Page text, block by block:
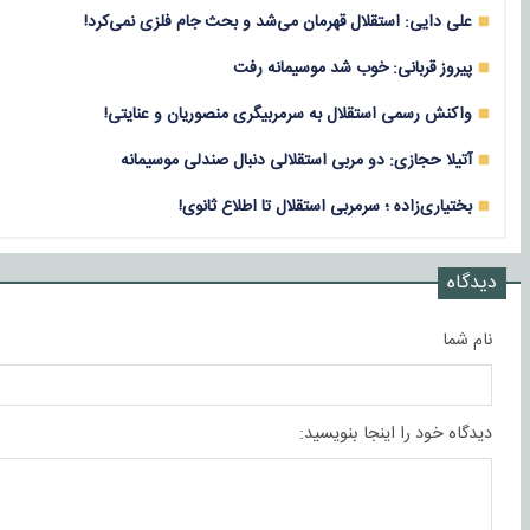
علی دایی: استقلال قهرمان می‌شد و بحث جام فلزی نمی‌کرد!
پیروز قربانی: خوب شد موسیمانه رفت
واکنش رسمی استقلال به سرمربیگری منصوریان و عنایتی!
آتیلا حجازی: دو مربی استقلالی دنبال صندلی موسیمانه
بختیاری‌زاده ؛ سرمربی استقلال تا اطلاع ثانوی!
دیدگاه
نام شما
دیدگاه خود را اینجا بنویسید: